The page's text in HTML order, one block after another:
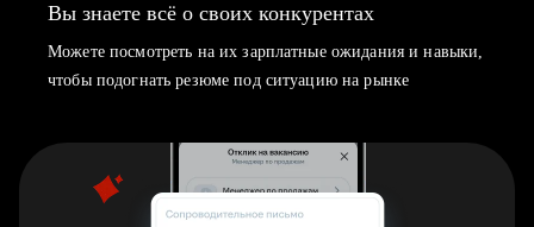
Вы знаете всё о своих конкурентах
Можете посмотреть на их зарплатные ожидания и навыки,
чтобы подогнать резюме под ситуацию на рынке